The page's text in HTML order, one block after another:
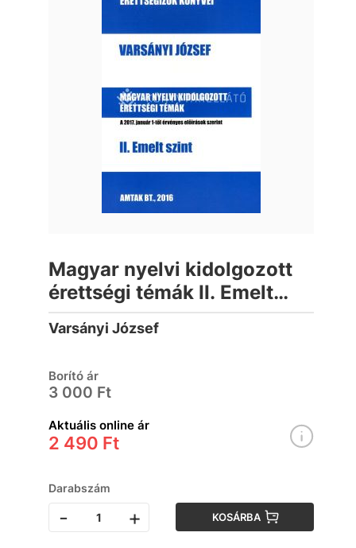
Magyar nyelvi kidolgozott
érettségi témák II. Emelt
szint
Varsányi József
Borító ár
3 000 Ft
Aktuális online ár
2 490 Ft
Darabszám
- + KOSÁRBA